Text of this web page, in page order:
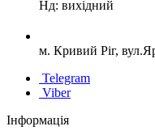
Нд: вихідний
м. Кривий Ріг,
Telegram
Viber
Інформація